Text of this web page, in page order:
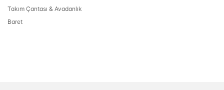
Takım Çantası & Avadanlık
Baret